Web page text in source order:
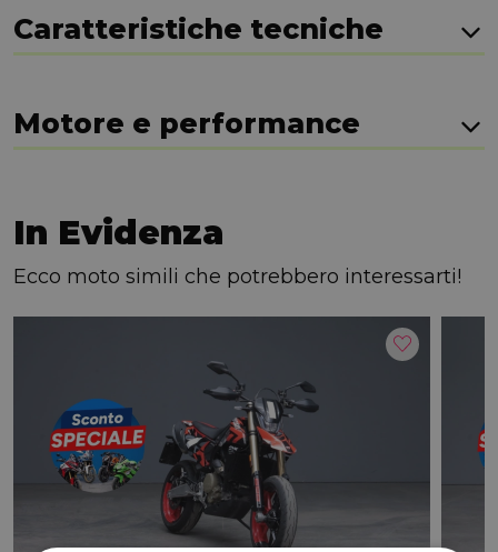
Caratteristiche tecniche
Motore e performance
In Evidenza
Ecco moto simili che potrebbero interessarti!